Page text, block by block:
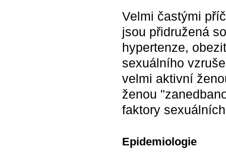
Velmi častými
jsou přidružená
hypertenze,
sexuálního
velmi aktivní
ženou
faktory
Epidemiologie